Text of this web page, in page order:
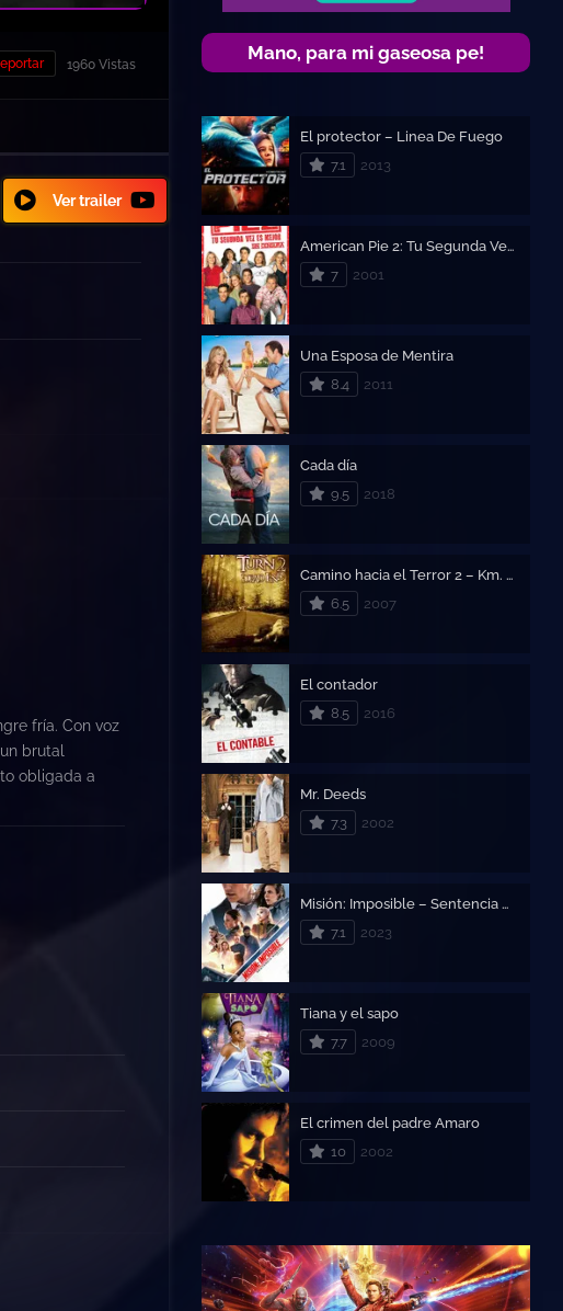
1960 Vistas
Ver trailer
fría. Con voz
brutal
obligada a
Mano, para mi gaseosa pe!
El protector – Linea De Fuego
7.1
2013
American Pie 2: Tu Segunda Vez Es Mejor
7
2001
Una Esposa de Mentira
8.4
2011
Cada día
9.5
2018
Camino hacia el Terror 2 – Km. 666 II: Camino sangriento 2
6.5
2007
El contador
8.5
2016
Mr. Deeds
7.3
2002
Misión: Imposible – Sentencia mortal parte uno
7.1
2023
Tiana y el sapo
7.7
2009
El crimen del padre Amaro
10
2002